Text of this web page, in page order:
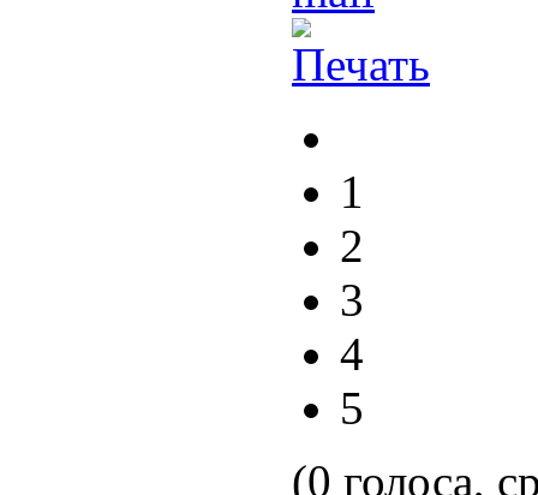
1
2
3
4
5
(0 голоса,